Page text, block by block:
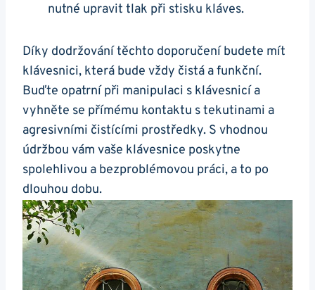
nutné upravit tlak při stisku ‍kláves.
Díky⁢ dodržování těchto doporučení budete mít
klávesnici, která bude vždy⁢ čistá a funkční.‍
Buďte opatrní při manipulaci s klávesnicí a
vyhněte se přímému kontaktu s tekutinami⁢ a
agresivními čistícími prostředky. S vhodnou
‍údržbou vám vaše klávesnice poskytne
spolehlivou a bezproblémovou práci, a to po
dlouhou dobu.